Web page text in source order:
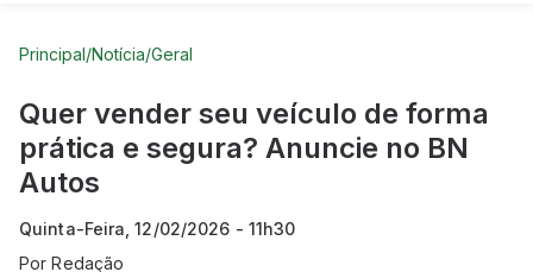
Principal/Notícia/Geral
Quer vender seu veículo de forma
prática e segura? Anuncie no BN
Autos
Quinta-Feira, 12/02/2026 - 11h30
PorRedação